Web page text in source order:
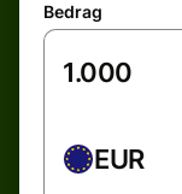
Bedrag
EUR